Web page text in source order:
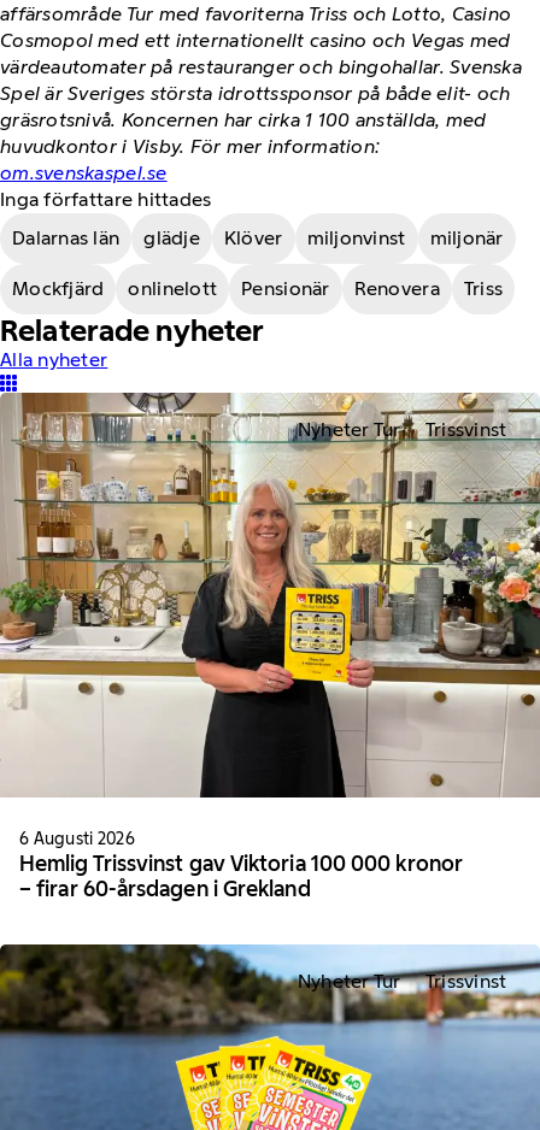
affärsområde Tur med favoriterna Triss och Lotto, Casino
Cosmopol med ett internationellt casino och Vegas med
värdeautomater på restauranger och bingohallar. Svenska
Spel är Sveriges största idrottssponsor på både elit- och
gräsrotsnivå. Koncernen har cirka 1 100 anställda, med
huvudkontor i Visby. För mer information:
om.svenskaspel.se
Inga författare hittades
Dalarnas län
glädje Klöver miljonvinst miljonär
Mockfjärd onlinelott Pensionär Renovera Triss
Relaterade nyheter
Alla nyheter
Nyheter Tur Trissvinst
6 Augusti 2026
Hemlig Trissvinst gav Viktoria 100 000 kronor
– firar 60-årsdagen i Grekland
Nyheter Tur Trissvinst